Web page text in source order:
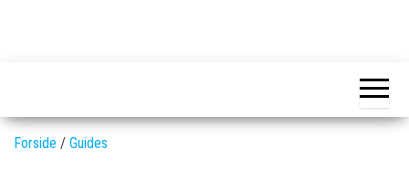
nyeste
Forside / Guides